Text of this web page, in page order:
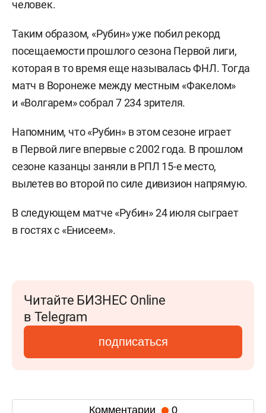
человек.
Таким образом, «Рубин» уже побил рекорд
посещаемости прошлого сезона Первой лиги,
которая в то время еще называлась ФНЛ. Тогда
матч в Воронеже между местным «Факелом»
и «Волгарем» собрал 7 234 зрителя.
Напомним, что «Рубин» в этом сезоне играет
в Первой лиге впервые с 2002 года. В прошлом
сезоне казанцы заняли в РПЛ 15-е место,
вылетев во второй по силе дивизион напрямую.
В следующем матче «Рубин» 24 июля сыграет
в гостях с «Енисеем».
Читайте БИЗНЕС Online
в Telegram
подписаться
Комментарии 0